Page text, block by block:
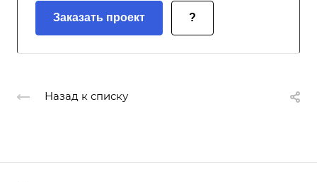
Заказать проект ?
Назад к списку